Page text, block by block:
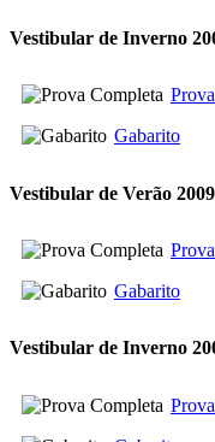
Vestibular de Inverno
Gabarito
Vestibular de Verão 2009
Gabarito
Vestibular de Inverno